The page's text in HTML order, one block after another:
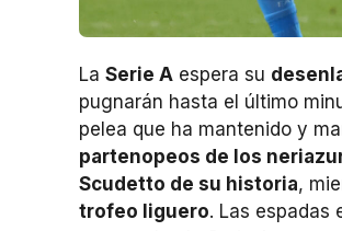
La Serie A espera su
pugnarán hasta el último
pelea que ha mantenido y
partenopeos de los
Scudetto de su historia,
trofeo liguero. Las espadas